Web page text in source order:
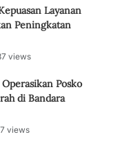
Layanan
Peningkatan
views
Posko
di Bandara
views